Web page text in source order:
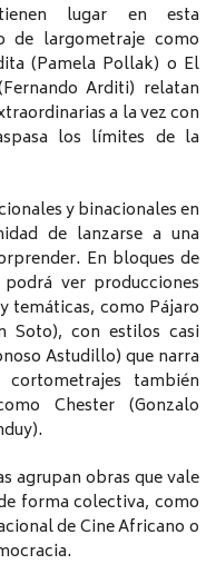
lugar en esta
de largometraje como
(Pamela Pollak) o El
Arditi) relatan
a la vez con
los límites de la
y binacionales en
de lanzarse a una
En bloques de
ver producciones
temáticas, como Pájaro
Soto), con estilos casi
Astudillo) que narra
también
Chester (Gonzalo
agrupan obras que vale
forma colectiva, como
de Cine Africano o